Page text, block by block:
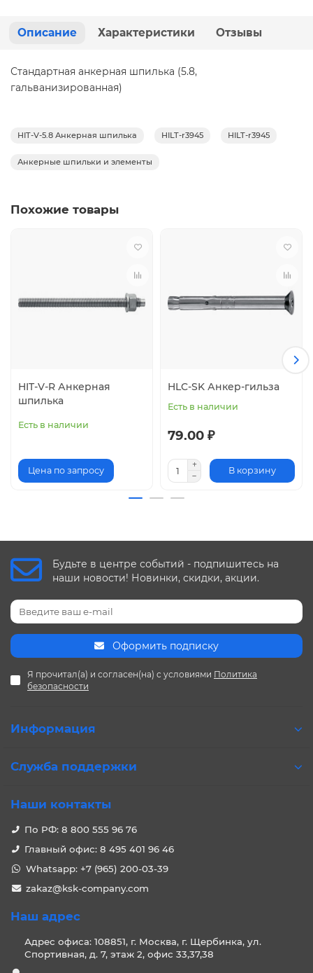
Описание Характеристики Отзывы
Стандартная анкерная шпилька (5.8,
гальванизированная)
HIT-V-5.8 Анкерная шпилька HILT-r3945 HILT-r3945
Анкерные шпильки и элементы
Похожие товары
HIT-V-R Анкерная
шпилька
Есть в наличии
Цена по запросу
HLC-SK Анкер-гильза
Есть в наличии
79.00 ₽
В корзину
Будьте в центре событий - подпишитесь на
наши новости! Новинки, скидки, акции.
Оформить подписку
Я прочитал(а) и согласен(на) с условиями Политика
безопасности
Информация
Служба поддержки
Наши контакты
По РФ: 8 800 555 96 76
Главный офис: 8 495 401 96 46
Whatsapp: +7 (965) 200-03-39
zakaz@ksk-company.com
Наш адрес
Адрес офиса: 108851, г. Москва, г. Щербинка, ул.
Спортивная, д. 7, этаж 2, офис 33,37,38